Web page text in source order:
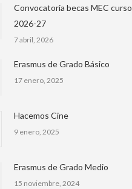
Convocatoria becas MEC curso
2026-27
7 abril, 2026
Erasmus de Grado Básico
17 enero, 2025
Hacemos Cine
9 enero, 2025
Erasmus de Grado Medio
15 noviembre, 2024